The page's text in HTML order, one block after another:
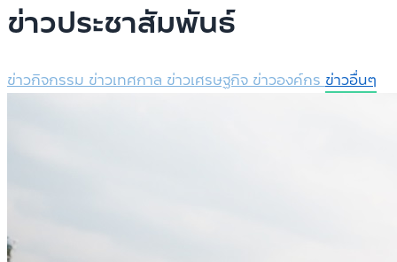
ข่าวประชาสัมพันธ์
ข่าวกิจกรรม ข่าวเทศกาล ข่าวเศรษฐกิจ ข่าวองค์กร ข่าวอื่นๆ